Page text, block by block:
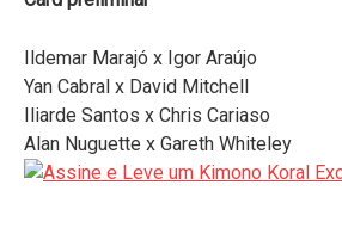
Ildemar Marajó x Igor Araújo
Yan Cabral x David Mitchell
Iliarde Santos x Chris Cariaso
Alan Nuguette x Gareth Whiteley